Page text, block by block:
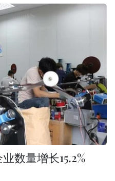
数量增长15.2%